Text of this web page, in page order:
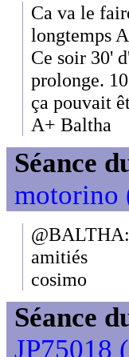
Ca va le
longtemps
Ce soir 30'
prolonge.
ça pouvait
A+ Baltha
Séance
motorino
amitiés
cosimo
Séance
JP75018